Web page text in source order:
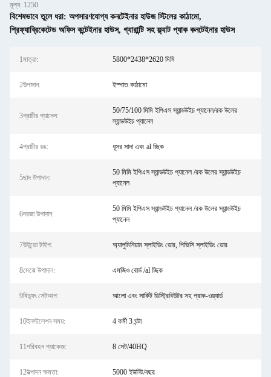
মূল্য: 1250
বিশেষভাবে তুলে ধরা: অপসারণযোগ্য কনটেইনার হাউজ স্টিলের কাঠামো,
প্রিফ্যাব্রিকেটেড অফিস কন্টেইনার হাউস, গ্যারান্টি সহ ফ্ল্যাট প্যাক কনটেইনার হাউস
1মাত্রা: 5800*2438*2620 মিমি
2উপাদান: ইস্পাত কাঠামো
3প্রাচীর প্যানেল:
50/75/100 মিমি ইপিএস স্যান্ডউইচ প্যানেল/রক উলের
স্যান্ডউইচ প্যানেল
4প্রাচীর রঙ: ধূসর সাদা এবং al চ্ছিক
5ছাদ উপাদান:
50 মিমি ইপিএস স্যান্ডউইচ প্যানেল /রক উলের স্যান্ডউইচ
প্যানেল
6দরজা উপাদান:
50 মিমি ইপিএস স্যান্ডউইচ প্যানেল /রক উলের স্যান্ডউইচ
প্যানেল
7উইন্ডো টাইপ: অ্যালুমিনিয়াম স্লাইডিং ডোর, পিভিসি স্লাইডিং ডোর
8মেঝে উপাদান: এমজিও বোর্ড /al চ্ছিক
9বিদ্যুৎ সেটআপ: আলো এবং সার্কিট ডিস্ট্রিবিউটর সহ প্রাক-ওয়্যার্ড
10ইনস্টলেশন সময়: 4 কর্মী 3 ঘন্টা
11পরিবহন প্যাকেজ: 8 সেট/40HQ
12উত্পাদন ক্ষমতা: 5000 ইউনিট/বছর